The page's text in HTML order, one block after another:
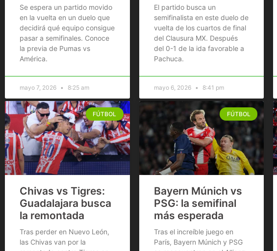
Se espera un partido movido
en la vuelta en un duelo que
decidirá qué equipo consigue
pasar a semifinales. Conoce
la previa de Pumas vs
América.
mayo 7, 2026 8:25 am
El partido busca un
semifinalista en este duelo de
vuelta de los cuartos de final
del Clausura MX. Después
del 0-1 de la ida favorable a
Pachuca.
mayo 6, 2026 8:41 pm
FÚTBOL
Chivas vs Tigres:
Guadalajara busca
la remontada
Tras perder en Nuevo León,
las Chivas van por la
FÚTBOL
Bayern Múnich vs
PSG: la semifinal
más esperada
Tras el increíble juego en
París, Bayern Múnich y PSG